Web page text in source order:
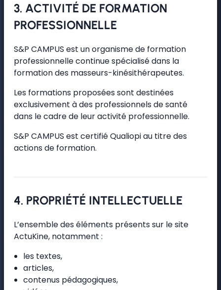
3. ACTIVITÉ DE FORMATION
PROFESSIONNELLE
S&P CAMPUS est un organisme de formation
professionnelle continue spécialisé dans la
formation des masseurs-kinésithérapeutes.
Les formations proposées sont destinées
exclusivement à des professionnels de santé
dans le cadre de leur activité professionnelle.
S&P CAMPUS est certifié Qualiopi au titre des
actions de formation.
4. PROPRIÉTÉ INTELLECTUELLE
L’ensemble des éléments présents sur le site
ActuKine, notamment :
les textes,
articles,
contenus pédagogiques,